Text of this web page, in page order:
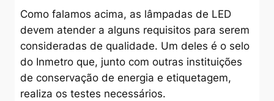
Como falamos acima, as lâmpadas de LED
devem atender a alguns requisitos para serem
consideradas de qualidade. Um deles é o selo
do Inmetro que, junto com outras instituições
de conservação de energia e etiquetagem,
realiza os testes necessários.